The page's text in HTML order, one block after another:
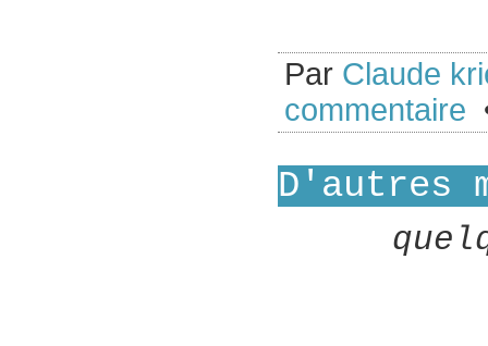
Par Claude
commentaire
D'autres